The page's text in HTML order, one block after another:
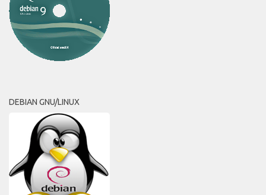
DEBIAN GNU/LINUX